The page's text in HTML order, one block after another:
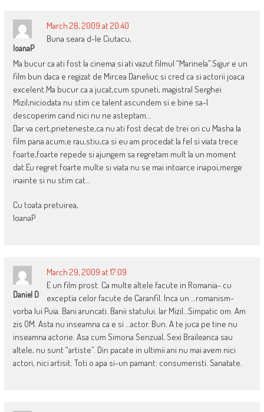
IoanaP
March 28, 2009 at 20:40
Buna seara d-le Ciutacu,
Ma bucur ca ati fost la cinema si ati vazut filmul “Marinela”.Sigur e un
film bun daca e regizat de Mircea Daneliuc si cred ca si actorii joaca
excelent.Ma bucur ca a jucat,cum spuneti, magistral Serghei
Mizil;niciodata nu stim ce talent ascundem si e bine sa-l
descoperim cand nici nu ne asteptam…
Dar va cert,prieteneste,ca nu ati fost decat de trei ori cu Masha la
film pana acum;e rau,stiu,ca si eu am procedat la fel si viata trece
foarte,foarte repede si ajungem sa regretam mult la un moment
dat.Eu regret foarte multe si viata nu se mai intoarce inapoi,merge
inainte si nu stim cat…
Cu toata pretuirea,
IoanaP
Daniel D
March 29, 2009 at 17:09
E un film prost. Ca multe altele facute in Romania- cu
exceptia celor facute de Caranfil. Inca un …romanism-
vorba lui Puia. Bani aruncati. Banii statului. Iar Mizil…Simpatic om. Am
zis OM. Asta nu inseamna ca e si …actor. Bun. A te juca pe tine nu
inseamna actorie. Asa cum Simona Senzual, Sexi Braileanca sau
altele, nu sunt “artiste”. Din pacate in ultimii ani nu mai avem nici
actori, nici artisit. Toti o apa si-un pamant: consumeristi. Sanatate.